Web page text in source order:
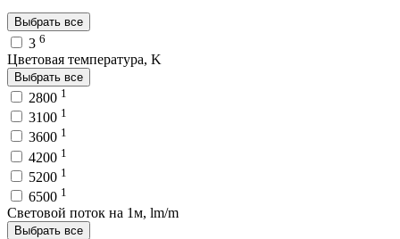
Выбрать все
3 6
Цветовая температура, K
Выбрать все
2800 1
3100 1
3600 1
4200 1
5200 1
6500 1
Световой поток на 1м, lm/m
Выбрать все